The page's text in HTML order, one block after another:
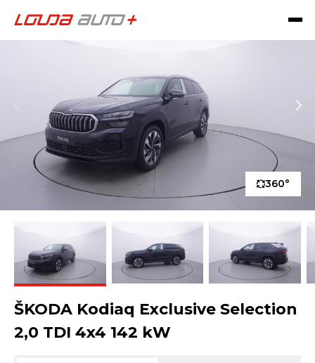
360°
ŠKODA Kodiaq Exclusive Selection
2,0 TDI 4x4 142 kW